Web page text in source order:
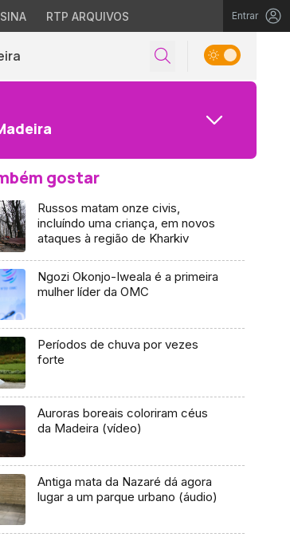
RTP ARQUIVOS Entrar
gostar
Russos matam onze civis,
incluíndo uma criança, em novos
ataques à região de Kharkiv
Ngozi Okonjo-Iweala é a primeira
mulher líder da OMC
Períodos de chuva por vezes
forte
Auroras boreais coloriram céus
da Madeira (vídeo)
Antiga mata da Nazaré dá agora
lugar a um parque urbano (áudio)